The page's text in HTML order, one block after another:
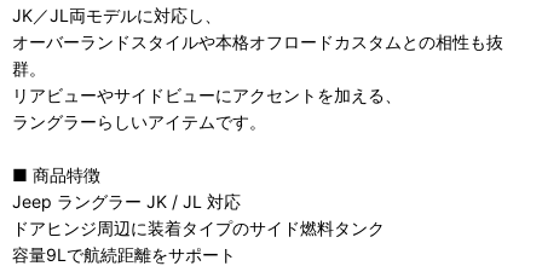
JK／JL両モデルに対応し、
オーバーランドスタイルや本格オフロードカスタムとの相性も抜
群。
リアビューやサイドビューにアクセントを加える、
ラングラーらしいアイテムです。
■ 商品特徴
Jeep ラングラー JK / JL 対応
ドアヒンジ周辺に装着タイプのサイド燃料タンク
容量9Lで航続距離をサポート